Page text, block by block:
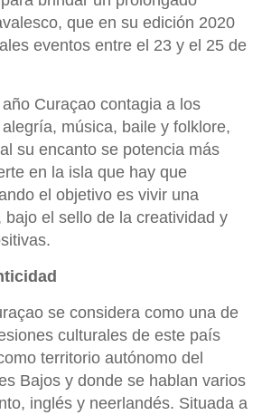
que en su edición 2020
eventos entre el 23 y el 25 de
Curaçao contagia a los
música, baile y folklore,
su encanto se potencia más
en la isla que hay que
el objetivo es vivir una
bajo el sello de la creatividad y
se considera como una de
culturales de este país
territorio autónomo del
Bajos y donde se hablan varios
inglés y neerlandés. Situada a